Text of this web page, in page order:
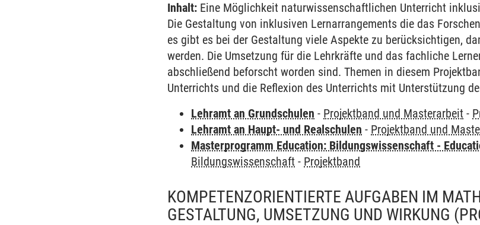
Inhalt: Eine Möglichkeit naturwissenschaftlichen Unterricht
Die Gestaltung von inklusiven Lernarrangements die das
es gibt es bei der Gestaltung viele Aspekte zu berücksichtigen,
werden. Die Umsetzung für die Lehrkräfte und das fachliche
abschließend beforscht worden sind. Themen in diesem
Unterrichts und die Reflexion des Unterrichts mit Unterstützung
Lehramt an Grundschulen - Projektband und Masterarbeit -
Lehramt an Haupt- und Realschulen - Projektband und
Masterprogramm Education: Bildungswissenschaft -
Bildungswissenschaft - Projektband
KOMPETENZORIENTIERTE AUFGABEN IM
GESTALTUNG, UMSETZUNG UND WIRKUNG